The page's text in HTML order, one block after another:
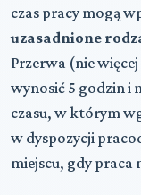
czas pracy mogą
uzasadnione
Przerwa (nie
wynosić 5 godzin i
czasu, w którym
w dyspozycji
miejscu, gdy